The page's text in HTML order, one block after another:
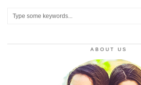
ABOUT US